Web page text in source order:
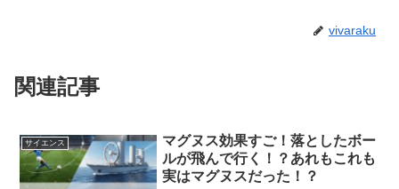
vivaraku
関連記事
サイエンス
マグヌス効果すご！落としたボー
ルが飛んで行く！？あれもこれも
実はマグヌスだった！？